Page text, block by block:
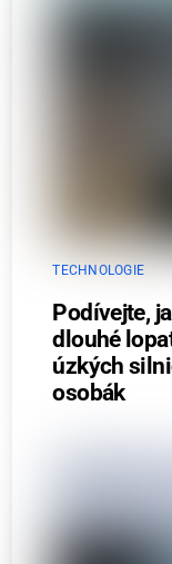
TECHNOLOGIE
Podívejte,
dlouhé
úzkých
osobák